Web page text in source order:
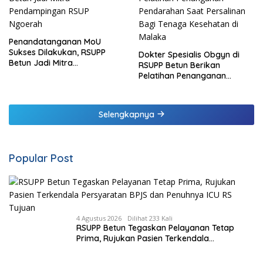
Penandatanganan MoU
Sukses Dilakukan, RSUPP
Betun Jadi Mitra
Dokter Spesialis Obgyn di
RSUPP Betun Berikan
Pelatihan Penanganan
Malaka
Selengkapnya
Popular Post
4 Agustus 2026 Dilihat 233 Kali
RSUPP Betun Tegaskan Pelayanan Tetap
Prima, Rujukan Pasien Terkendala